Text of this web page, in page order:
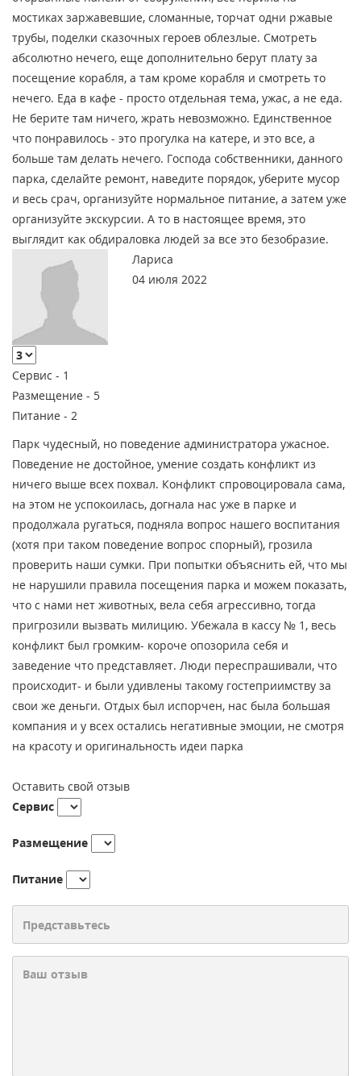
мостиках заржавевшие, сломанные, торчат одни ржавые
трубы, поделки сказочных героев облезлые. Смотреть
абсолютно нечего, еще дополнительно берут плату за
посещение корабля, а там кроме корабля и смотреть то
нечего. Еда в кафе - просто отдельная тема, ужас, а не еда.
Не берите там ничего, жрать невозможно. Единственное
что понравилось - это прогулка на катере, и это все, а
больше там делать нечего. Господа собственники, данного
парка, сделайте ремонт, наведите порядок, уберите мусор
и весь срач, организуйте нормальное питание, а затем уже
организуйте экскурсии. А то в настоящее время, это
выглядит как обдираловка людей за все это безобразие.
Лариса
04 июля 2022
Сервис - 1
Размещение - 5
Питание - 2
Парк чудесный, но поведение администратора ужасное.
Поведение не достойное, умение создать конфликт из
ничего выше всех похвал. Конфликт спровоцировала сама,
на этом не успокоилась, догнала нас уже в парке и
продолжала ругаться, подняла вопрос нашего воспитания
(хотя при таком поведение вопрос спорный), грозила
проверить наши сумки. При попытки объяснить ей, что мы
не нарушили правила посещения парка и можем показать,
что с нами нет животных, вела себя агрессивно, тогда
пригрозили вызвать милицию. Убежала в кассу № 1, весь
конфликт был громким- короче опозорила себя и
заведение что представляет. Люди переспрашивали, что
происходит- и были удивлены такому гостеприимству за
свои же деньги. Отдых был испорчен, нас была большая
компания и у всех остались негативные эмоции, не смотря
на красоту и оригинальность идеи парка
Оставить свой отзыв
Сервис
Размещение
Питание